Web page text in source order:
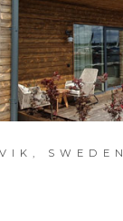
SWEDEN